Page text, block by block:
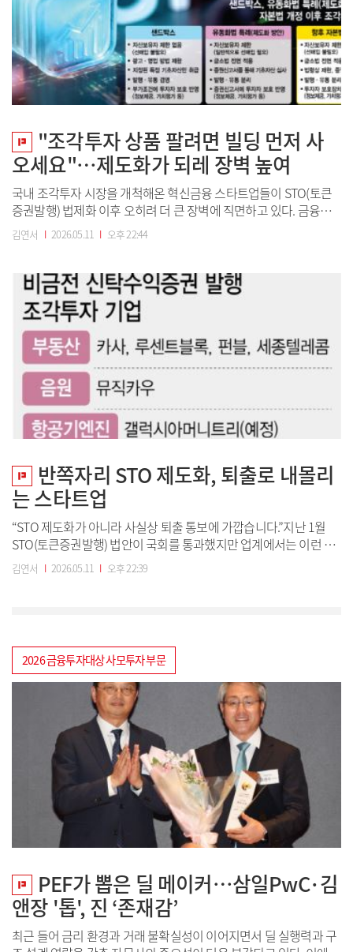
"조각투자 상품 팔려면 빌딩 먼저 사
오세요"…제도화가 되레 장벽 높여
국내 조각투자 시장을 개척해온 혁신금융 스타트업들이 STO(토큰
증권발행) 법제화 이후 오히려 더 큰 장벽에 직면하고 있다. 금융위
원회가 비금전신탁수익증권 발행을 위한 임시 방편으로 자산유동화
법 구조를 제시했지만, 업계에서는 기존 샌드박스보다 규제가 대폭
졌다는 지적이 나온다.◇낭떠러니 내몰린 비...
김연서 I 2026.05.11 I 오후 22:44
반쪽자리 STO 제도화, 퇴출로 내몰리
는 스타트업
“STO 제도화가 아니라 사실상 퇴출 통보에 가깝습니다.”지난 1월
STO(토큰증권발행) 법안이 국회를 통과했지만 업계에서는 이런 불
만이 터져 나오고 있다. 당시 시장의 핵심 구조로 활용돼 온 비금전
신탁수익증권 관련 내용이 빠진 채 법안이 통과됐고, 이후 금융당국
김연서 I 2026.05.11 I 오후 22:39
2026 금융투자대상 사모투자 부문
PEF가 뽑은 딜 메이커…삼일PwC·김
앤장 '톱', 진 ‘존재감’
최근 들어 금리 환경과 거래 불확실성이 이어지면서 딜 실행력과 구